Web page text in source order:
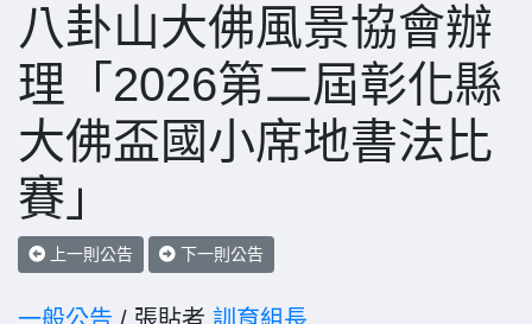
八卦山大佛風景協會辦
理「2026第二屆彰化縣
大佛盃國小席地書法比
賽」
上一則公告 下一則公告